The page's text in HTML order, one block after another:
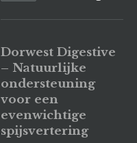
Dorwest Digestive
– Natuurlijke
ondersteuning
voor een
evenwichtige
spijsvertering